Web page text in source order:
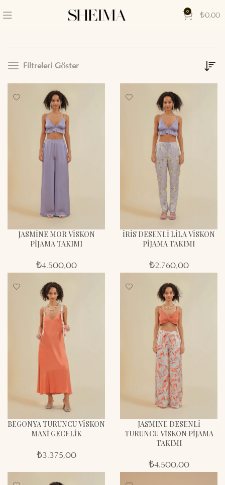
0 ₺0,00
Filtreleri Göster
JASMİNE MOR VİSKON
PİJAMA TAKIMI
₺4.500,00
İRİS DESENLİ LİLA VİSKON
PİJAMA TAKIMI
₺2.760,00
BEGONYA TURUNCU VİSKON
MAXİ GECELİK
₺3.375,00
JASMINE DESENLİ
TURUNCU VİSKON PİJAMA
TAKIMI
₺4.500,00